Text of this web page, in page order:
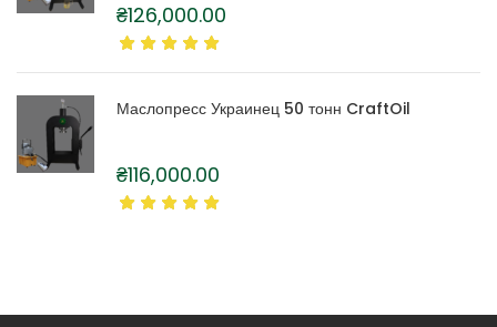
₴126,000.00
Маслопресс Украинец 50 тонн CraftOil
₴116,000.00